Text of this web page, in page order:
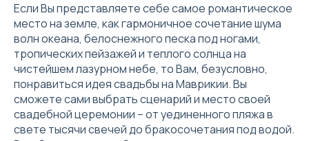
Если Вы представляете себе самое романтическое
место на земле, как гармоничное сочетание шума
волн океана, белоснежного песка под ногами,
тропических пейзажей и теплого солнца на
чистейшем лазурном небе, то Вам, безусловно,
понравиться идея свадьбы на Маврикии. Вы
сможете сами выбрать сценарий и место своей
свадебной церемонии – от уединенного пляжа в
свете тысячи свечей до бракосочетания под водой.